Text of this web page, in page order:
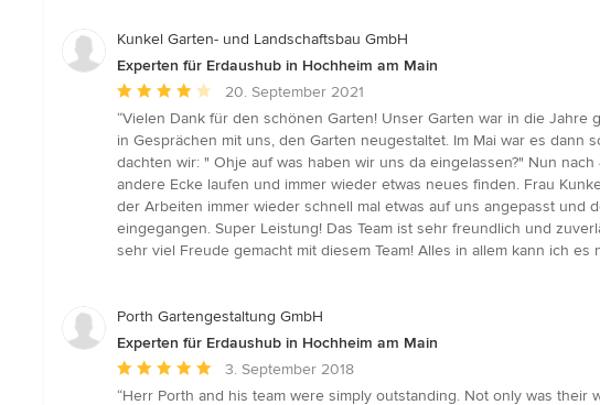
5
Kunkel Garten- und Landschaftsbau GmbH
Experten für Erdaushub in Hochheim am Main
Durchschnittliche
Bewertung:
4
von
5
Sternen
20. September 2021
“Vielen Dank für den schönen Garten! Unser Garten war in die
in Gesprächen mit uns, den Garten neugestaltet. Im Mai war es
dachten wir: " Ohje auf was haben wir uns da eingelassen?" Nun
andere Ecke laufen und immer wieder etwas neues finden. Frau
der Arbeiten immer wieder schnell mal etwas auf uns angepasst und
eingegangen. Super Leistung! Das Team ist sehr freundlich und
sehr viel Freude gemacht mit diesem Team! Alles in allem kann ich
Porth Gartengestaltung GmbH
Experten für Erdaushub in Hochheim am Main
Durchschnittliche
Bewertung:
3. September 2018
“Herr Porth and his team were simply outstanding. Not only was